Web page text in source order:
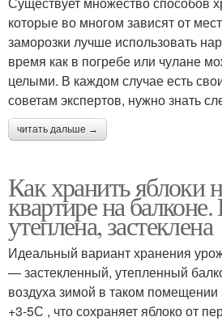
которые во многом зависят от
заморозки лучше использовать
время как в погребе или чулане
целыми. В каждом случае есть
советам экспертов, нужно знать
читать дальше →
Как хранить яблоки
квартире на
утеплена, застеклена
Идеальный вариант хранения
— застекленный, утепленный
воздуха зимой в таком помещении
+3-5С , что сохраняет яблоко от